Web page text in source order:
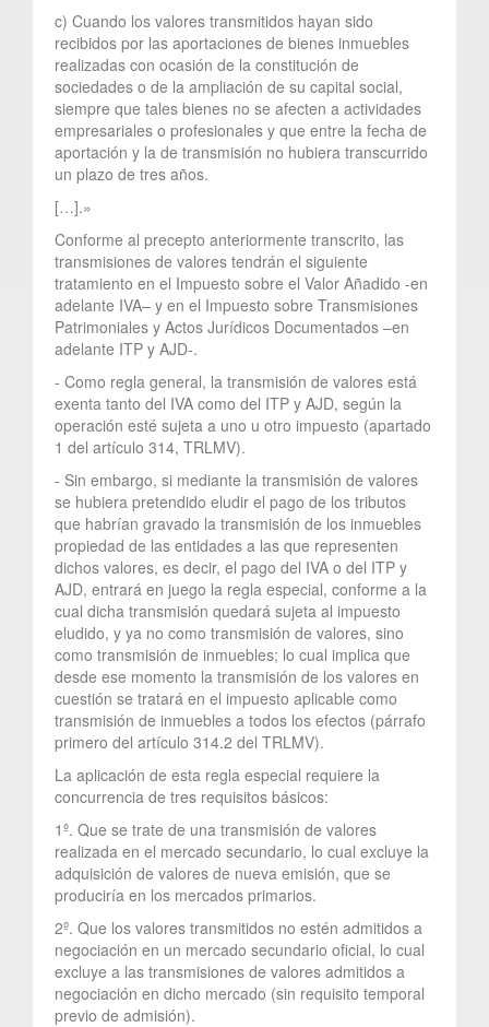
c) Cuando los valores transmitidos hayan sido
recibidos por las aportaciones de bienes inmuebles
realizadas con ocasión de la constitución de
sociedades o de la ampliación de su capital social,
siempre que tales bienes no se afecten a actividades
empresariales o profesionales y que entre la fecha de
aportación y la de transmisión no hubiera transcurrido
un plazo de tres años.
[…].»
Conforme al precepto anteriormente transcrito, las
transmisiones de valores tendrán el siguiente
tratamiento en el Impuesto sobre el Valor Añadido -en
adelante IVA– y en el Impuesto sobre Transmisiones
Patrimoniales y Actos Jurídicos Documentados –en
adelante ITP y AJD-.
- Como regla general, la transmisión de valores está
exenta tanto del IVA como del ITP y AJD, según la
operación esté sujeta a uno u otro impuesto (apartado
1 del artículo 314, TRLMV).
- Sin embargo, si mediante la transmisión de valores
se hubiera pretendido eludir el pago de los tributos
que habrían gravado la transmisión de los inmuebles
propiedad de las entidades a las que representen
dichos valores, es decir, el pago del IVA o del ITP y
AJD, entrará en juego la regla especial, conforme a la
cual dicha transmisión quedará sujeta al impuesto
eludido, y ya no como transmisión de valores, sino
como transmisión de inmuebles; lo cual implica que
desde ese momento la transmisión de los valores en
cuestión se tratará en el impuesto aplicable como
transmisión de inmuebles a todos los efectos (párrafo
primero del artículo 314.2 del TRLMV).
La aplicación de esta regla especial requiere la
concurrencia de tres requisitos básicos:
1º. Que se trate de una transmisión de valores
realizada en el mercado secundario, lo cual excluye la
adquisición de valores de nueva emisión, que se
produciría en los mercados primarios.
2º. Que los valores transmitidos no estén admitidos a
negociación en un mercado secundario oficial, lo cual
excluye a las transmisiones de valores admitidos a
negociación en dicho mercado (sin requisito temporal
previo de admisión).